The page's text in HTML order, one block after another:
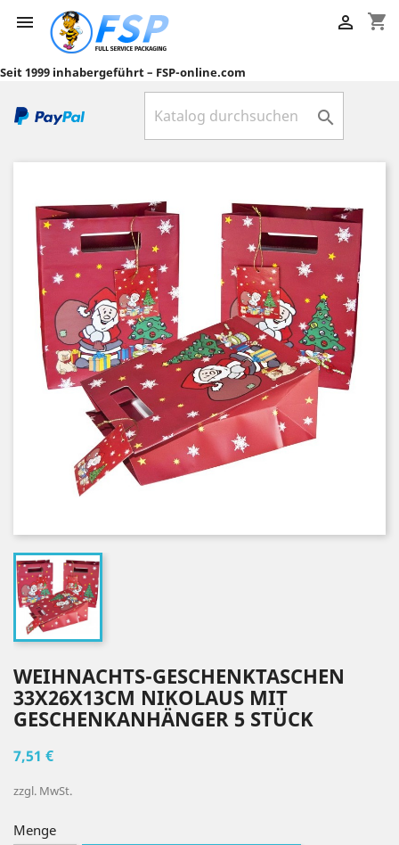
 shopping_cart

Seit 1999 inhabergeführt – FSP-online.com

WEIHNACHTS-GESCHENKTASCHEN
33X26X13CM NIKOLAUS MIT
GESCHENKANHÄNGER 5 STÜCK
7,51 €
zzgl. MwSt.
Menge